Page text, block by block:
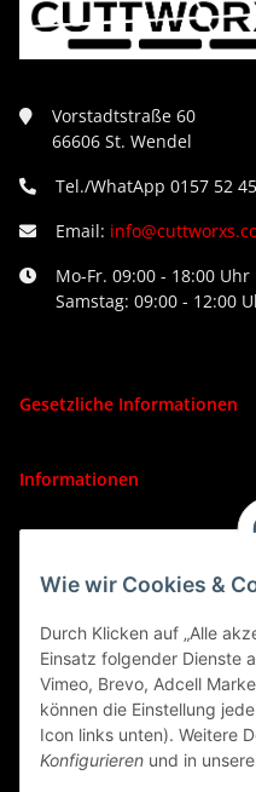
Wie wir Cookies &
Durch Klicken auf „Alle
Einsatz folgender Dienste
Vimeo, Brevo, Adcell
können die Einstellung
Icon links unten). Weitere
Konfigurieren und in
Vorstadtstraße 60
66606 St. Wendel
Tel./WhatApp 0157 52
Email:
Mo-Fr. 09:00 - 18:00 Uhr
Samstag: 09:00 - 12:00
Gesetzliche Informationen
Informationen